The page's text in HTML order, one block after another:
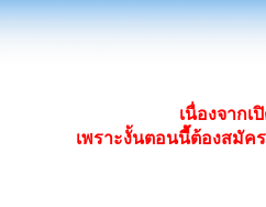
เนื่องจากเ
เพราะงั้นตอนนี้ต้องสมั